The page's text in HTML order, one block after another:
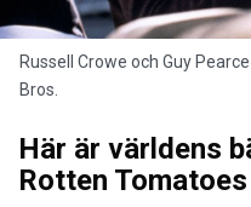
Russell Crowe och Guy
Bros.
Här är världens
Rotten Tomatoes